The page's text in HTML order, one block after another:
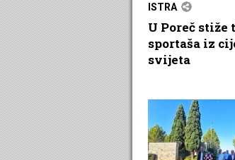
ISTRA
U Poreč stiže
sportaša iz
svijeta